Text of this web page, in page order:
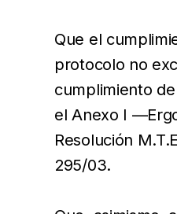
Que el
protocolo no
cumplimiento
el Anexo I
Resolución
295/03.